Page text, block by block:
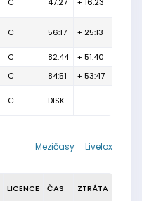
C 56:17 + 25:13
C 82:44
+ 51:40
C 84:51
+ 53:47
C DISK
Livelox
Mezičasy
LICENCE ČAS ZTRÁTA